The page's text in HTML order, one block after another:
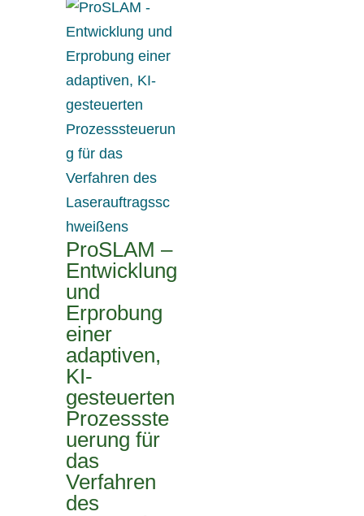
ProSLAM –
Entwicklung
und
Erprobung
einer
adaptiven,
KI-
gesteuerten
Prozessste
uerung für
das
Verfahren
des